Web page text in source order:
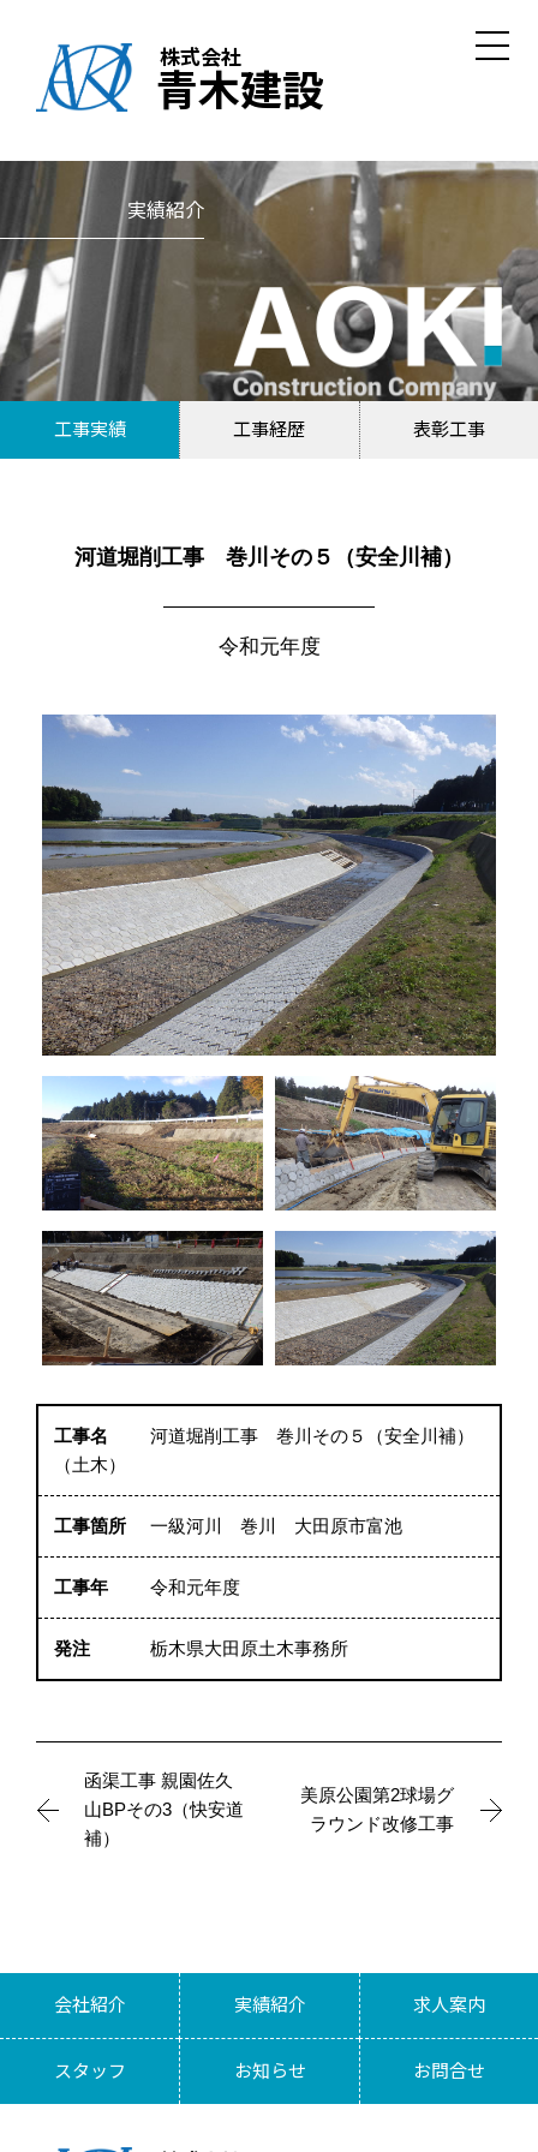
株式会社
青木建設
実績紹介
工事実績 工事経歴 表彰工事
河道堀削工事 巻川その５（安全川補）
令和元年度
工事名
河道堀削工事 巻川その５（安全川補）
（土木）
工事箇所 一級河川 巻川 大田原市富池
工事年 令和元年度
発注 栃木県大田原土木事務所
函渠工事 親園佐久
山BPその3（快安道
補）
美原公園第2球場グ
ラウンド改修工事
会社紹介 実績紹介 求人案内
スタッフ お知らせ お問合せ